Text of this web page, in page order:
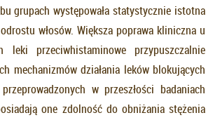
grupach występowała statystycznie istotna
włosów. Większa poprawa kliniczna u
leki przeciwhistaminowe przypuszczalnie
mechanizmów działania leków blokujących
w przeszłości badaniach
one zdolność do obniżania stężenia